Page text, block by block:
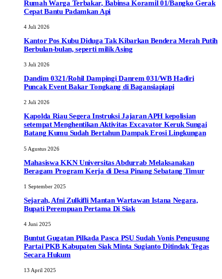
Rumah Warga Terbakar, Babinsa Koramil 01/Bangko Gerak
Cepat Bantu Padamkan Api
4 Juli 2026
Kantor Pos Kubu Diduga Tak Kibarkan Bendera Merah Putih
Berbulan-bulan, seperti milik Asing
3 Juli 2026
Dandim 0321/Rohil Dampingi Danrem 031/WB Hadiri
Puncak Event Bakar Tongkang di Bagansiapiapi
2 Juli 2026
Kapolda Riau Segera Instruksi Jajaran APH kepolisian
setempat Menghentikan Aktivitas Excavator Keruk Sungai
Batang Kumu Sudah Bertahun Dampak Erosi Lingkungan
5 Agustus 2026
Mahasiswa KKN Universitas Abdurrab Melaksanakan
Beragam Program Kerja di Desa Pinang Sebatang Timur
1 September 2025
Sejarah, Afni Zulkifli Mantan Wartawan Istana Negara,
Bupati Perempuan Pertama Di Siak
4 Juni 2025
Buntut Gugatan Pilkada Pasca PSU Sudah Vonis Pengusung
Partai PKB Kabupaten Siak Minta Sugianto Ditindak Tegas
Secara Hukum
13 April 2025